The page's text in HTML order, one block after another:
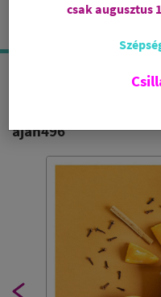
AROMAGYERTYA -
ajan496
csak augusztus